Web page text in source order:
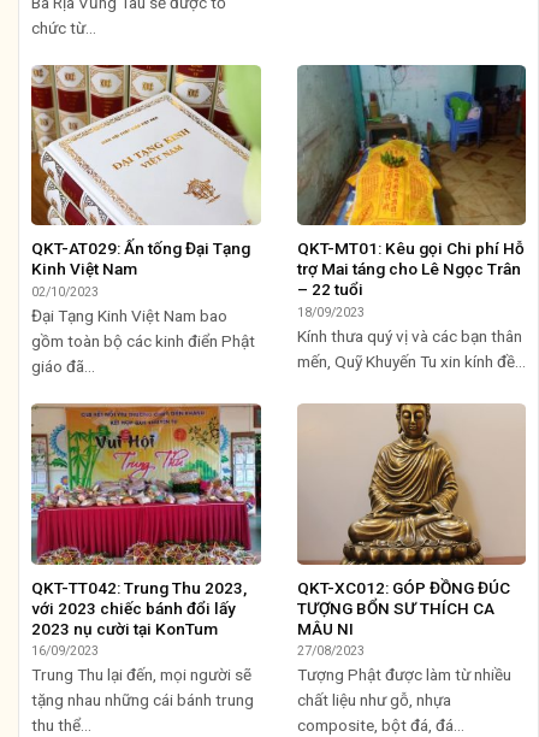
chức từ...
QKT-AT029: Ấn tống Đại Tạng
Kinh Việt Nam
02/10/2023
Đại Tạng Kinh Việt Nam bao
gồm toàn bộ các kinh điển Phật
giáo đã...
QKT-MT01: Kêu gọi Chi phí Hỗ
trợ Mai táng cho Lê Ngọc Trân
– 22 tuổi
18/09/2023
Kính thưa quý vị và các bạn thân
mến, Quỹ Khuyến Tu xin kính đề...
QKT-TT042: Trung Thu 2023,
với 2023 chiếc bánh đổi lấy
2023 nụ cười tại KonTum
16/09/2023
Trung Thu lại đến, mọi người sẽ
tặng nhau những cái bánh trung
thu thể...
QKT-XC012: GÓP ĐỒNG ĐÚC
TƯỢNG BỔN SƯ THÍCH CA
MÂU NI
27/08/2023
Tượng Phật được làm từ nhiều
chất liệu như gỗ, nhựa
composite, bột đá, đá...